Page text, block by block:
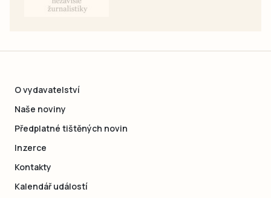
O vydavatelství
Naše noviny
Předplatné tištěných novin
Inzerce
Kontakty
Kalendář událostí